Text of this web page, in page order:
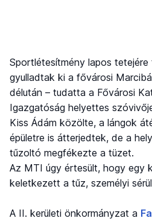
Sportlétesítmény lapos
gyulladtak ki a fővárosi
délután – tudatta a Fővárosi
Igazgatóság helyettes
Kiss Ádám közölte, a lángok
épületre is átterjedtek, de a
tűzoltó megfékezte a tüzet.
Az MTI úgy értesült, hogy egy
keletkezett a tűz, személyi
A II. kerületi önkormányzat a